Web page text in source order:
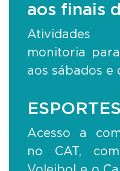
aos finais
Atividades
monitoria
aos sábados e
ESPORTES
Acesso a
no CAT,